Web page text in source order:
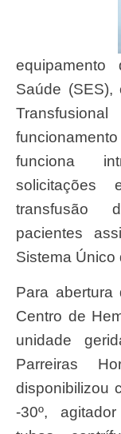
Saúde (SES),
funciona
transfusão
pacientes
Sistema Único
Para abertura do serviço, em parceria com o
Centro de
unidade
Parreiras
disponibilizou
-30º,